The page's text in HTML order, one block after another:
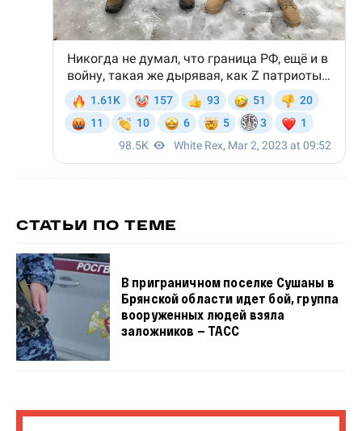
СТАТЬИ ПО ТЕМЕ
В приграничном поселке Сушаны в
Брянской области идет бой, группа
вооруженных людей взяла
заложников — ТАСС